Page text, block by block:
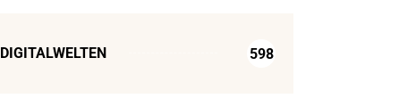
DIGITALWELTEN 598